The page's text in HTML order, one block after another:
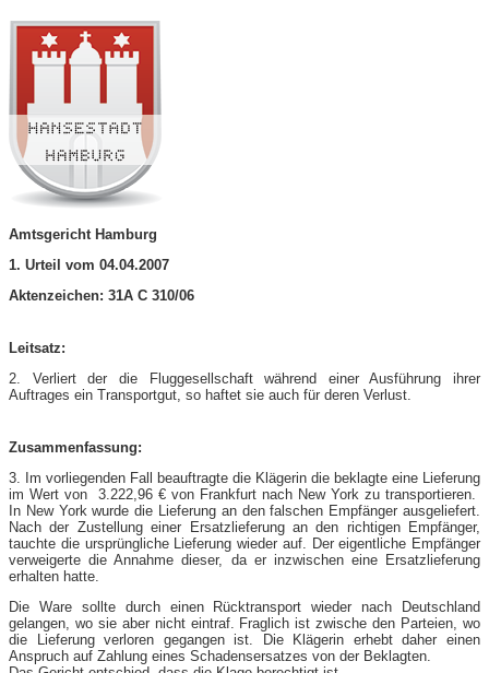
Amtsgericht Hamburg
1. Urteil vom 04.04.2007
Aktenzeichen: 31A C 310/06
Leitsatz:
2. Verliert der die Fluggesellschaft während einer Ausführung ihrer
Auftrages ein Transportgut, so haftet sie auch für deren Verlust.
Zusammenfassung:
3. Im vorliegenden Fall beauftragte die Klägerin die beklagte eine Lieferung
im Wert von 3.222,96 € von Frankfurt nach New York zu transportieren.
In New York wurde die Lieferung an den falschen Empfänger ausgeliefert.
Nach der Zustellung einer Ersatzlieferung an den richtigen Empfänger,
tauchte die ursprüngliche Lieferung wieder auf. Der eigentliche Empfänger
verweigerte die Annahme dieser, da er inzwischen eine Ersatzlieferung
erhalten hatte.
Die Ware sollte durch einen Rücktransport wieder nach Deutschland
gelangen, wo sie aber nicht eintraf. Fraglich ist zwische den Parteien, wo
die Lieferung verloren gegangen ist. Die Klägerin erhebt daher einen
Anspruch auf Zahlung eines Schadensersatzes von der Beklagten.